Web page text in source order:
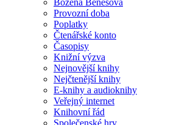
Božena Benešová
Provozní doba
Poplatky
Čtenářské konto
Časopisy
Knižní výzva
Nejnovější knihy
Nejčtenější knihy
E-knihy a audioknihy
Veřejný internet
Knihovní řád
Společenské hry